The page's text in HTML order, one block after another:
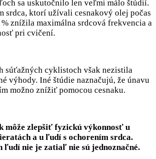
sa uskutočnilo len veľmi málo štúdií.
srdca, ktorí užívali cesnakový olej počas
znížila maximálna srdcová frekvencia a
pri cvičení.
súťažných cyklistoch však nezistila
výhody. Iné štúdie naznačujú, že únavu
možno znížiť pomocou cesnaku.
môže zlepšiť fyzickú výkonnosť u
a u ľudí s ochorením srdca.
ľudí nie je zatiaľ nie sú jednoznačné.